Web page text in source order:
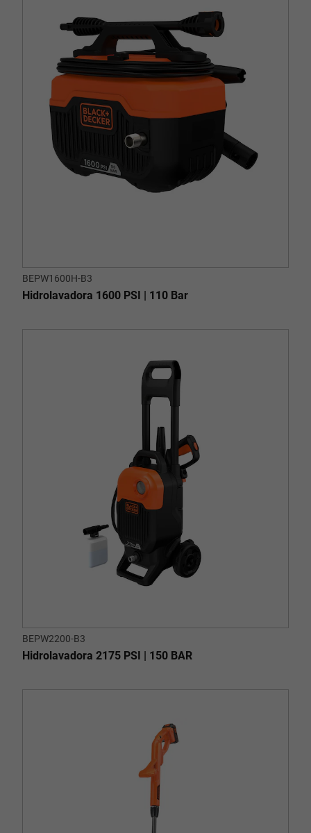
BEPW1600H-B3
Hidrolavadora 1600 PSI | 110 Bar
BEPW2200-B3
Hidrolavadora 2175 PSI | 150 BAR